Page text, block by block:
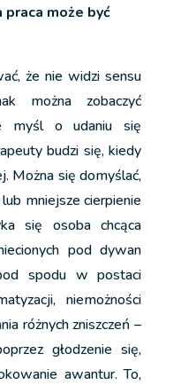
praca może być
że nie widzi sensu
można zobaczyć
myśl o udaniu się
budzi się, kiedy
Można się domyślać,
mniejsze cierpienie
się osoba chcąca
pod dywan
spodu w postaci
niemożności
różnych zniszczeń –
głodzenie się,
awantur. To,